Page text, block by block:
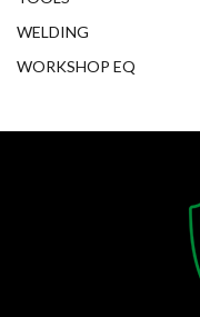
WELDING
WORKSHOP EQ